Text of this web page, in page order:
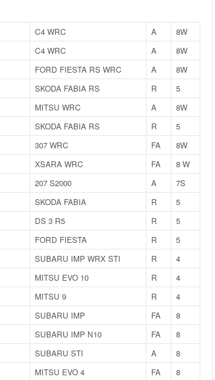
C4 WRC A
8W
C4 WRC A
8W
FORD FIESTA RS WRC A
8W
SKODA FABIA RS R
5
MITSU WRC A
8W
SKODA FABIA RS R
5
307 WRC FA
8W
XSARA WRC FA
8 W
207 S2000 A
7S
SKODA FABIA R
5
DS 3 R5 R
5
FORD FIESTA R
5
SUBARU IMP WRX STI R
4
MITSU EVO 10 R
4
MITSU 9 R
4
SUBARU IMP FA
8
SUBARU IMP N10 FA
8
SUBARU STI A
8
MITSU EVO 4 FA
8